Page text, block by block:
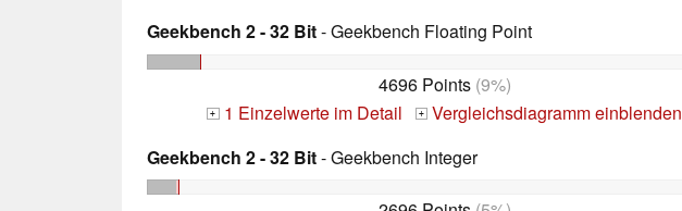
Geekbench 2 - 32 Bit- Geekbench Floating Point
4696 Points(9%)
+ 1 Einzelwerte im Detail +
Vergleichsdiagramm einblenden
Geekbench 2 - 32 Bit- Geekbench Integer